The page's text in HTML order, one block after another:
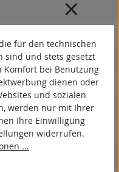
für den technischen
sind und stets gesetzt
Komfort bei Benutzung
dienen oder
und sozialen
werden nur mit Ihrer
Ihre Einwilligung
widerrufen.
...